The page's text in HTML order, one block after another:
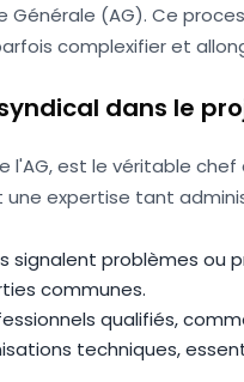
(AG). Ce
complexifier et
dans le
est le véritable chef
expertise tant
signalent problèmes ou
communes.
qualifiés,
techniques,